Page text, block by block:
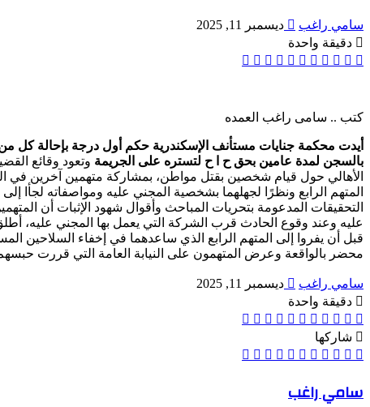
سامي راغب
أرسل
إلكترونيا
ديسمبر 11, 2025
دقيقة واحدة
فيسبوك ‫X
لينكدإن
بينتيريست‫Pocket
واتساب
تيلقرامڤايبر
كتب .. سامى راغب العمده
أيدت محكمة جنايات مستأنف الإسكندرية حكم أول درجة بإحالة كل
بالسجن لمدة عامين بحق ح ا ح لتستره على الجريمة
الأهالي حول قيام شخصين بقتل مواطن، بمشاركة متهمين آخرين في
المتهم الرابع ونظرًا لجهلهما بشخصية المجني عليه ومواصفاته
التحقيقات المدعومة بتحريات المباحث وأقوال شهود الإثبات أن
عليه وعند وقوع الحادث قرب الشركة التي يعمل بها المجني عليه،
قبل أن يفروا إلى المتهم الرابع الذي ساعدهما في إخفاء السلاحين
محضر بالواقعة وعرض المتهمون على النيابة العامة التي قررت
سامي راغب
أرسل
إلكترونيا
ديسمبر 11, 2025
دقيقة واحدة
فيسبوك ‫X
لينكدإن
بينتيريست‫Pocket
واتساب
تيلقرامڤايبر
شاركها
فيسبوك ‫X
لينكدإن
بينتيريست
Odnoklassniki
‫Pocket
مشاركة
سامي راغب